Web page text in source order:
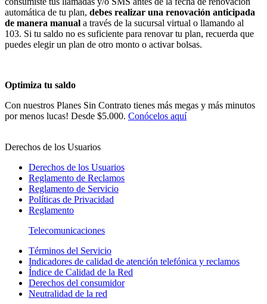
automática de tu plan, debes realizar una renovación anticipada
de manera manual a través de la sucursal virtual o llamando al
103. Si tu saldo no es suficiente para renovar tu plan, recuerda que
puedes elegir un plan de otro monto o activar bolsas.
Optimiza tu saldo
Con nuestros Planes Sin Contrato tienes más megas y más minutos
por menos lucas! Desde $5.000. Conócelos aquí
Derechos de los Usuarios
Derechos de los Usuarios
Reglamento de Reclamos
Reglamento de Servicio
Políticas de Privacidad
Reglamento
Telecomunicaciones
Términos del Servicio
Indicadores de calidad de atención telefónica y reclamos
Índice de Calidad de la Red
Derechos del consumidor
Neutralidad de la red